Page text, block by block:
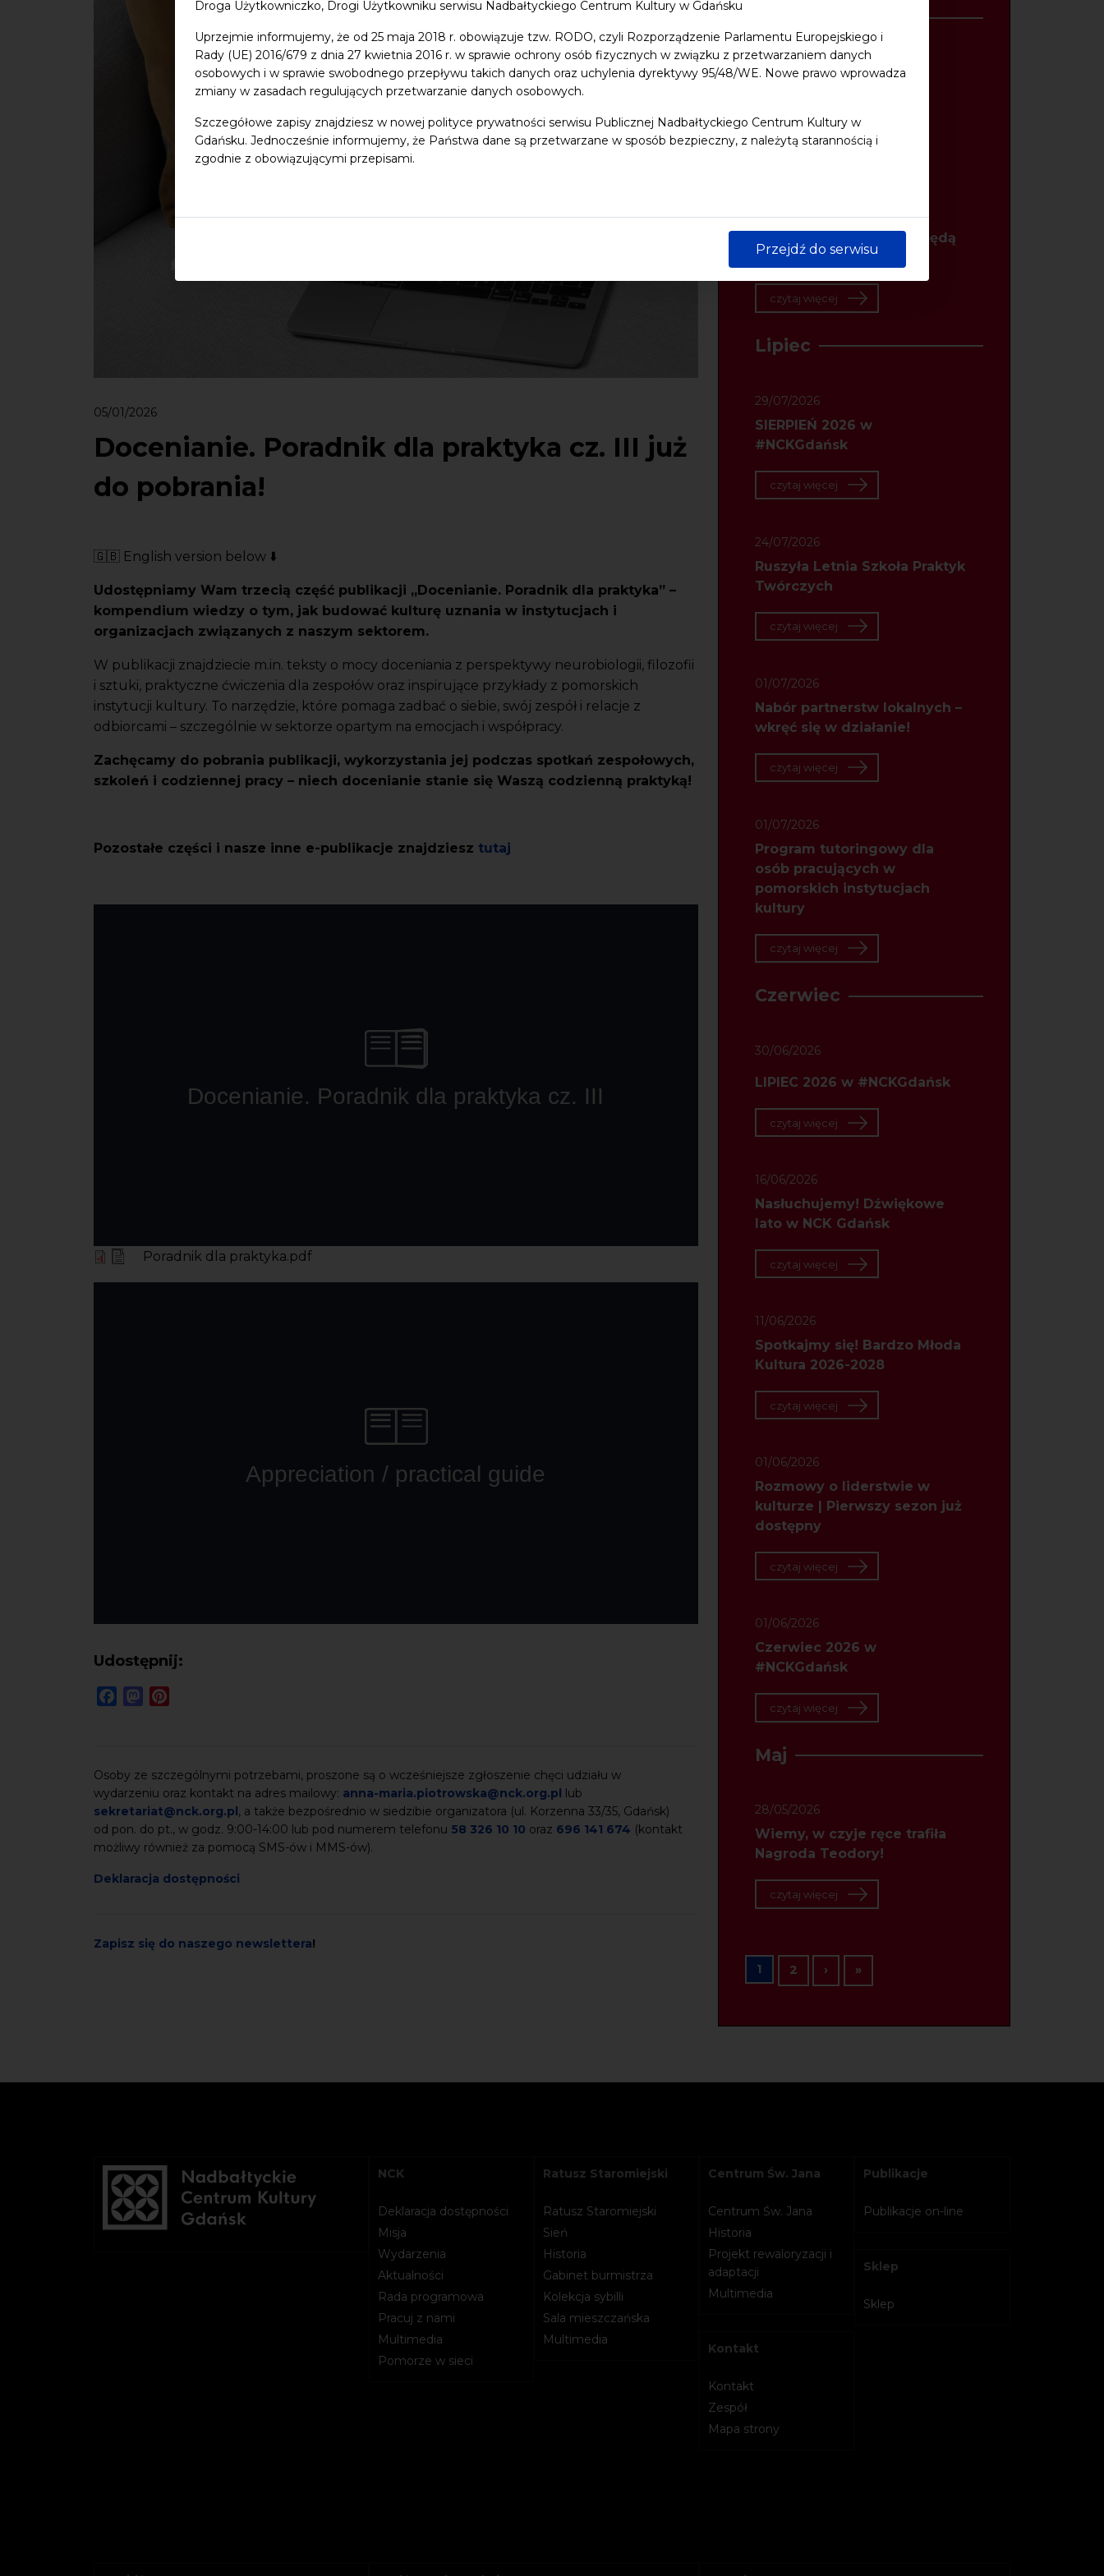
Droga Użytkowniczko, Drogi Użytkowniku serwisu Nadbałtyckiego Centrum Kultury w Gdańsku
Uprzejmie informujemy, że od 25 maja 2018 r. obowiązuje tzw. RODO, czyli Rozporządzenie Parlamentu Europejskiego i
Rady (UE) 2016/679 z dnia 27 kwietnia 2016 r. w sprawie ochrony osób fizycznych w związku z przetwarzaniem danych
osobowych i w sprawie swobodnego przepływu takich danych oraz uchylenia dyrektywy 95/48/WE. Nowe prawo wprowadza
zmiany w zasadach regulujących przetwarzanie danych osobowych.
Szczegółowe zapisy znajdziesz w nowej polityce prywatności serwisu Publicznej Nadbałtyckiego Centrum Kultury w
Gdańsku. Jednocześnie informujemy, że Państwa dane są przetwarzane w sposób bezpieczny, z należytą starannością i
zgodnie z obowiązującymi przepisami.
Przejdź do serwisu
05/01/2026
Docenianie. Poradnik dla praktyka cz. III już
do pobrania!
🇬🇧 English version below ⬇️
Udostępniamy Wam trzecią część publikacji „Docenianie. Poradnik dla praktyka” –
kompendium wiedzy o tym, jak budować kulturę uznania w instytucjach i
organizacjach związanych z naszym sektorem.
W publikacji znajdziecie m.in. teksty o mocy doceniania z perspektywy neurobiologii, filozofii
i sztuki, praktyczne ćwiczenia dla zespołów oraz inspirujące przykłady z pomorskich
instytucji kultury. To narzędzie, które pomaga zadbać o siebie, swój zespół i relacje z
odbiorcami – szczególnie w sektorze opartym na emocjach i współpracy.
Zachęcamy do pobrania publikacji, wykorzystania jej podczas spotkań zespołowych,
szkoleń i codziennej pracy – niech docenianie stanie się Waszą codzienną praktyką!
Pozostałe części i nasze inne e-publikacje znajdziesz tutaj
Poradnik dla praktyka.pdf
Udostępnij:
FacebookMastodon
Osoby ze szczególnymi potrzebami, proszone są o wcześniejsze zgłoszenie chęci udziału w
wydarzeniu oraz kontakt na adres mailowy: anna-maria.piotrowska@nck.org.pl
lub
sekretariat@nck.org.pl , a także bezpośrednio w siedzibie organizatora (ul. Korzenna 33/35, Gdańsk)
od pon. do pt., w godz. 9:00-14:00 lub pod numerem telefonu 58 326 10 10 oraz 696 141 674 (kontakt
możliwy również za pomocą SMS-ów i MMS-ów).
Deklaracja dostępności
Zapisz się do naszego newslettera!
07/08/2026
partnerstwa lokalne
04/08/2026
14 sierpnia nasze biura będą
nieczynne
czytaj więcej
Lipiec
29/07/2026
SIERPIEŃ 2026 w
#NCKGdańsk
czytaj więcej
24/07/2026
Ruszyła Letnia Szkoła Praktyk
Twórczych
czytaj więcej
01/07/2026
Nabór partnerstw lokalnych –
wkręć się w działanie!
czytaj więcej
01/07/2026
Program tutoringowy dla
osób pracujących w
pomorskich instytucjach
kultury
czytaj więcej
Czerwiec
30/06/2026
LIPIEC 2026 w #NCKGdańsk
czytaj więcej
16/06/2026
Nasłuchujemy! Dźwiękowe
lato w NCK Gdańsk
czytaj więcej
11/06/2026
Spotkajmy się! Bardzo Młoda
Kultura 2026-2028
czytaj więcej
01/06/2026
Rozmowy o liderstwie w
kulturze | Pierwszy sezon już
dostępny
czytaj więcej
01/06/2026
Czerwiec 2026 w
#NCKGdańsk
czytaj więcej
Maj
28/05/2026
Wiemy, w czyje ręce trafiła
Nagroda Teodory!
czytaj więcej
Stronicowanie
1 2 › Następna strona
»Ostatnia strona
NCK
Deklaracja dostępności
Misja
Wydarzenia
Aktualności
Rada programowa
Pracuj z nami
Multimedia
Pomorze w sieci
Ratusz Staromiejski
Ratusz Staromiejski
Sień
Historia
Gabinet burmistrza
Kolekcja sybilli
Sala mieszczańska
Multimedia
Centrum Św. Jana
Centrum Św. Jana
Historia
Projekt rewaloryzacji i
adaptacji
Multimedia
Kontakt
Kontakt
Zespół
Mapa strony
Publikacje
Publikacje on-line
Sklep
Sklep